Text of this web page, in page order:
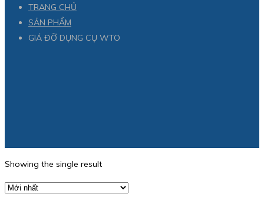
TRANG CHỦ
SẢN PHẨM
GIÁ ĐỠ DỤNG CỤ WTO
Showing the single result